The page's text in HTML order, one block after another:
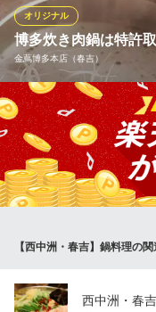
く味わえます。コース
承ります。
振る舞い処 水魚
葱しゃぶが人気のお店
地下鉄七隈線（3号線
福岡県福岡市中央区春吉3-
博多炊き肉鍋は特許
金蔦博多本店（春吉）
オリジナル
店を代表するメニュー
では出会えないオリジ
肉鍋」は特許取得・意
本木店、金蔦銀座店で
地下鉄七隈線天神南駅
【西中洲・春吉】鍋料理の
西中洲・春